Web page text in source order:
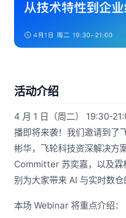
活动介绍
4 月 1 日（周二） 19:30-
播即将来袭！我们邀请到了
彬华，飞轮科技资深解决方
Committer 苏奕嘉，以及霖
别为大家带来 AI 与实时数仓
本场 Webinar 将重点介绍：